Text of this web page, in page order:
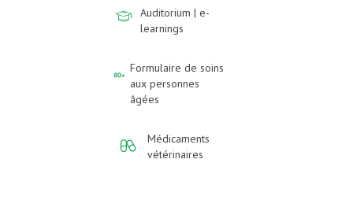
Auditorium | e-
learnings
Formulaire de soins
aux personnes
âgées
Médicaments
vétérinaires